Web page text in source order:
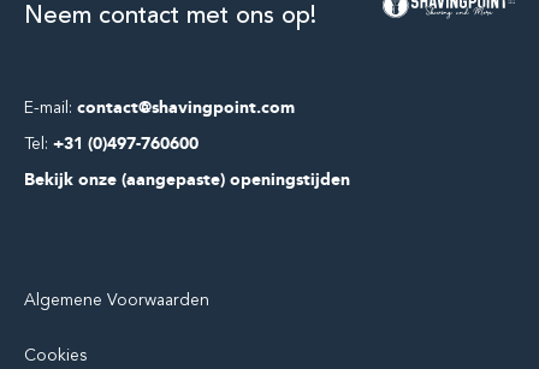
E-mail: contact@shavingpoint.com
Tel: +31 (0)497-760600
Bekijk onze (aangepaste) openingstijden
Neem contact met ons op!
Algemene Voorwaarden
Cookies